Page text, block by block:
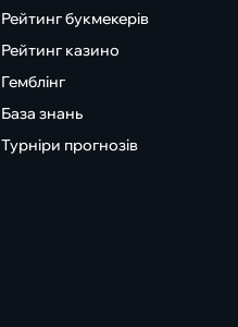
Рейтинг букмекерів
Рейтинг казино
Гемблінг
База знань
Турніри прогнозів